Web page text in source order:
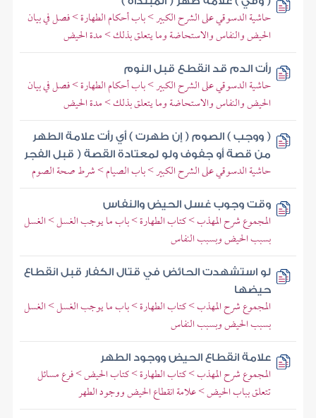
حاشية الدسوقي على الشرح الكبير > باب أحكام الطهارة > فصل في بيان
الحيض والنفاس والاستحاضة وما يتعلق بذلك > مدة الحيض
رأت الدم قد انقطع قبل النوم
حاشية الدسوقي على الشرح الكبير > باب أحكام الطهارة > فصل في بيان
الحيض والنفاس والاستحاضة وما يتعلق بذلك > مدة الحيض
( ووجب ) الصوم ( إن طهرت ) أي رأت علامة الطهر
من قصة أو جفوف ولو لمعتادة القصة ( قبل الفجر
حاشية الدسوقي على الشرح الكبير > باب الصيام > شرط صحة الصوم
وقت وجوب غسل الحيض والنفاس
المجموع شرح المهذب > كتاب الطهارة > باب ما يوجب الغسل > الغسل
بسبب الحيض وبسبب النفاس
لو استشهدت الحائض في قتال الكفار قبل انقطاع
حيضها
المجموع شرح المهذب > كتاب الطهارة > باب ما يوجب الغسل > الغسل
بسبب الحيض وبسبب النفاس
علامة انقطاع الحيض ووجود الطهر
المجموع شرح المهذب > كتاب الطهارة > كتاب الحيض > فرع مسائل
تتعلق بباب الحيض > علامة انقطاع الحيض ووجود الطهر